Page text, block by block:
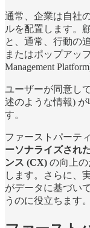
通常、企業は自社
ルを配置します。
と、通常、行動の
またはポップアッ
Management
ユーザーが同意し
述のような情報)
す。
ファーストパーテ
ーソナライズされ
ンス (CX) の向上
します。さらに、
がデータに基づい
うのに役立ちます。